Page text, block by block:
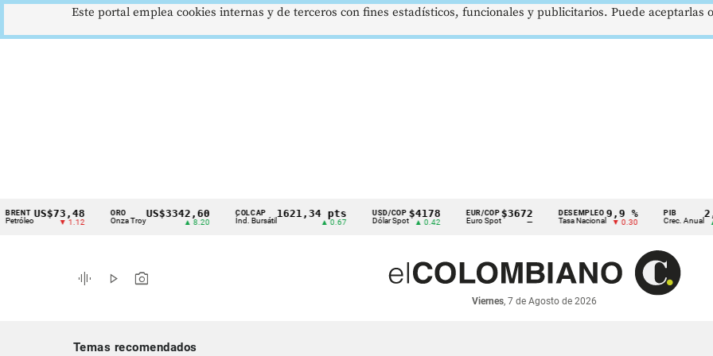
Cintillo
indicadores
económicos
US$73,48
▼ 1.12
ORO
Onza Troy
US$3342,60 COLCAP
Índ. Bursátil
1621,34 pts USD/COP
Dólar Spot
$4178
▲ 0.42
EUR/COP
Euro Spot
$3672
—
DESEMPLEO
Tasa Nacional
9,9 %
▼ 0.30
PIB
Crec. Anual
2,8 %
▲ 0.10
graphic_eq play_arrow photo_camera
Viernes, 7 de Agosto de 2026
Temas recomendados
Este portal emplea cookies internas y de terceros con fines estadísticos, funcionales y publicitarios. Puede aceptarlas